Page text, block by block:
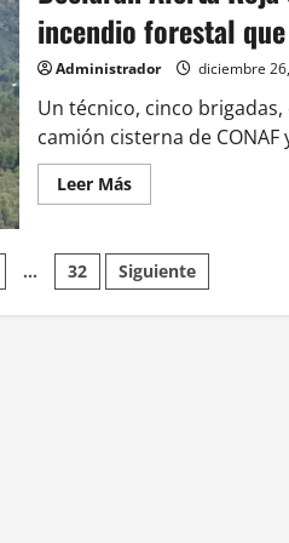
lanza
proyecto
de
educación
ambiental
diseñado
en
conjunto
con
la
comunidad
incendio forestal
Administrador diciembre
Un técnico, cinco
camión cisterna de CONAF
Leer MásLeer
más
Declaran
Alerta
Roja
Las
… 32 Siguiente